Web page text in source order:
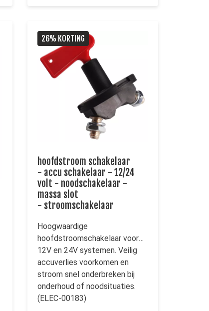
26% KORTING
hoofdstroom schakelaar
- accu schakelaar - 12/24
volt - noodschakelaar -
massa slot
- stroomschakelaar
Hoogwaardige
hoofdstroomschakelaar voor
12V en 24V systemen. Veilig
accuverlies voorkomen en
stroom snel onderbreken bij
onderhoud of noodsituaties.
(ELEC-00183)